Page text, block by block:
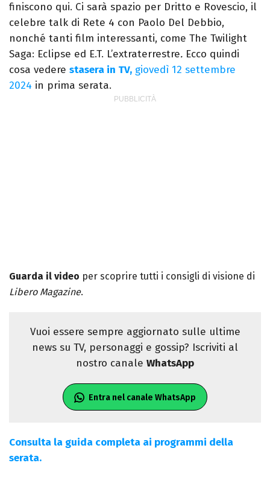
finiscono qui. Ci sarà spazio per Dritto e Rovescio, il
celebre talk di Rete 4 con Paolo Del Debbio,
nonché tanti film interessanti, come The Twilight
Saga: Eclipse ed E.T. L’extraterrestre. Ecco quindi
cosa vedere stasera in TV, giovedì 12 settembre
2024 in prima serata.
Guarda il video per scoprire tutti i consigli di visione di
Libero Magazine.
Vuoi essere sempre aggiornato sulle ultime
news su TV, personaggi e gossip? Iscriviti al
nostro canale WhatsApp
Entra nel canale WhatsApp
Consulta la guida completa ai programmi della
serata.